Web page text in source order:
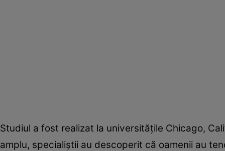
Studiul a fost realizat la universităţile Chicago,
amplu, specialiştii au descoperit că oamenii au